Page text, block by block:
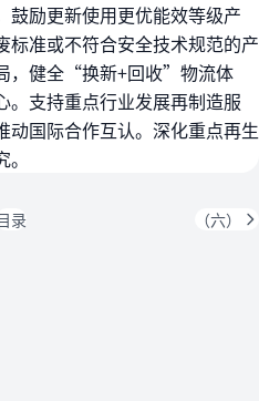
鼓励更新使用更优能效等级产
标准或不符合安全技术规范的产
，健全“换新+回收”物流体
。支持重点行业发展再制造服
动国际合作互认。深化重点再生
录 （六）